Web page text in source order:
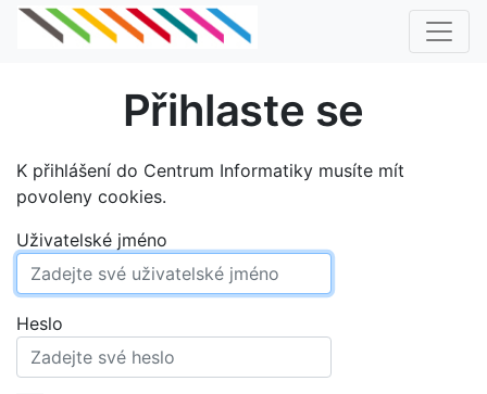
Přihlaste se
K přihlášení do Centrum Informatiky musíte mít
povoleny cookies.
Uživatelské jméno
Heslo